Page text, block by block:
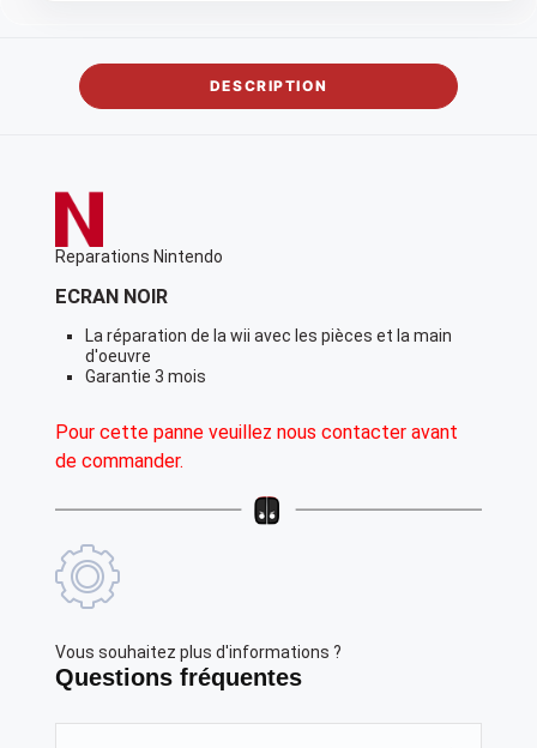
DESCRIPTION
Reparations Nintendo
ECRAN NOIR
La réparation de la wii avec les pièces et la main
d'oeuvre
Garantie 3 mois
Pour cette panne veuillez nous contacter avant
de commander.
Vous souhaitez plus d'informations ?
Questions fréquentes